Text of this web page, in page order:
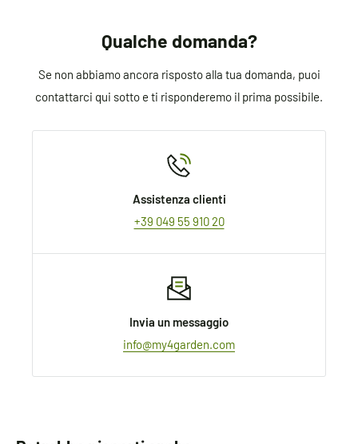
happy to help. Just email us directly and we’ll take
Qualche domanda?
Se non abbiamo ancora risposto alla tua domanda, puoi
contattarci qui sotto e ti risponderemo il prima possibile.
Assistenza clienti
+39 049 55 910 20
Invia un messaggio
info@my4garden.com